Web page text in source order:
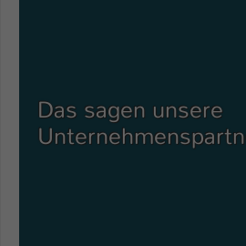
Das sagen unsere